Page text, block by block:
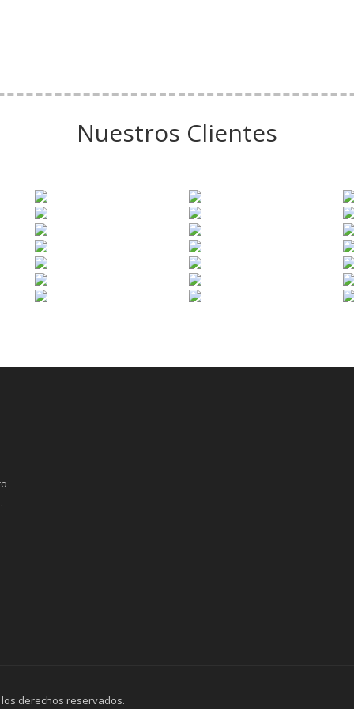
Nuestros Clientes
derechos reservados.